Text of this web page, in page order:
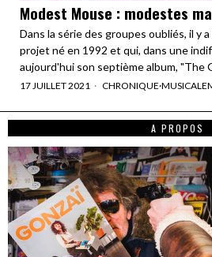
Modest Mouse : modestes
Dans la série des groupes oubliés, il y
projet né en 1992 et qui, dans une
aujourd'hui son septième album, "The
17 JUILLET 2021 CHRONIQUE·
A PROPOS